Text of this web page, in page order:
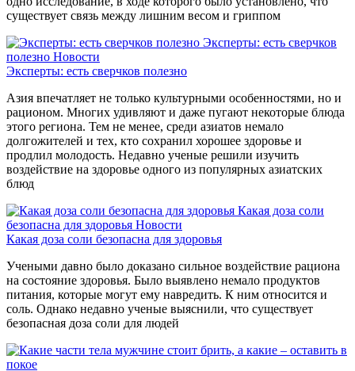
существует связь между лишним весом и гриппом
Эксперты: есть сверчков
полезно Новости
Эксперты: есть сверчков полезно
Азия впечатляет не только культурными особенностями, но и
рационом. Многих удивляют и даже пугают некоторые блюда
этого региона. Тем не менее, среди азиатов немало
долгожителей и тех, кто сохранил хорошее здоровье и
продлил молодость. Недавно ученые решили изучить
воздействие на здоровье одного из популярных азиатских
блюд
Какая доза соли
безопасна для здоровья Новости
Какая доза соли безопасна для здоровья
Учеными давно было доказано сильное воздействие рациона
на состояние здоровья. Было выявлено немало продуктов
питания, которые могут ему навредить. К ним относится и
соль. Однако недавно ученые выяснили, что существует
безопасная доза соли для людей